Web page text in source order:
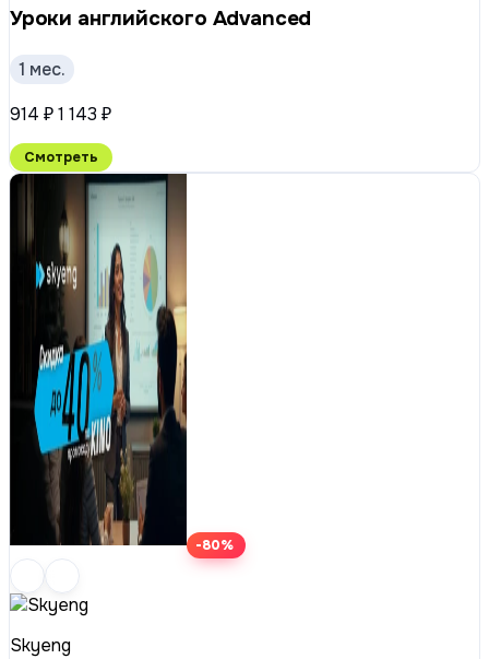
Уроки английского Advanced
1 мес.
914 ₽1 143 ₽
Смотреть
-80%
Skyeng